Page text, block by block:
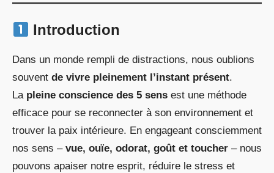
Introduction
Dans un monde rempli de distractions, nous oublions
souvent de vivre pleinement l’instant présent.
La pleine conscience des 5 sens est une méthode
efficace pour se reconnecter à son environnement et
trouver la paix intérieure. En engageant consciemment
nos sens – vue, ouïe, odorat, goût et toucher – nous
pouvons apaiser notre esprit, réduire le stress et